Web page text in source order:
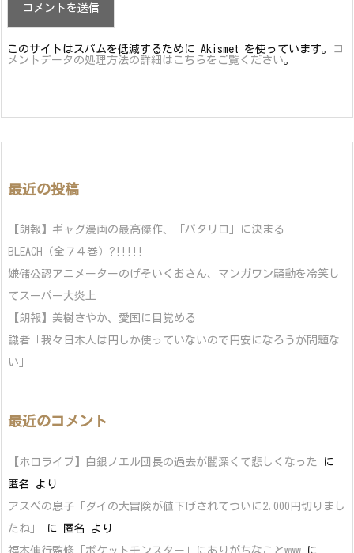
このサイトはスパムを低減するために Akismet を使っています。
コ
メントデータの処理方法の詳細はこちらをご覧ください。
最近の投稿
【朗報】ギャグ漫画の最高傑作、「パタリロ」に決まる
BLEACH（全７４巻）?!!!!!
嫌儲公認アニメーターのげそいくおさん、マンガワン騒動を冷笑し
てスーパー大炎上
【朗報】美樹さやか、愛国に目覚める
識者「我々日本人は円しか使っていないので円安になろうが問題な
い」
最近のコメント
【ホロライブ】白銀ノエル団長の過去が闇深くて悲しくなった
に
匿名
より
アスペの息子「ダイの大冒険が値下げされてついに2,000円切りまし
たね」
に 匿名
より
福本伸行監修「ポケットモンスター」にありがちなことwww に